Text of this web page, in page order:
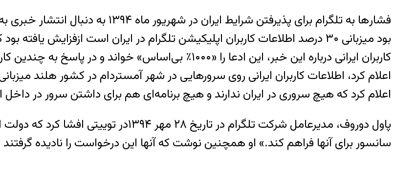
فشار‌ها به تلگرام برای پذیرفتن شرایط
بود میزبانی ۳۰ درصد اطلاعات کاربران اپلیکیشن تلگرام در ایران است
کاربران ایرانی درباره این خبر، این ادعا را «۱۰۰۰٪ بی‌اساس»
اعلام کرد، اطلاعات کاربران ایرانی روی سرورهایی در شهر آمستردام در کشور هلند
اعلام کرد که هیچ سروری در ایران ندارند و هیچ برنامه‌ای هم برای داشتن سرور در داخل
پاول دوروف، مدیرعامل شرکت تلگرام در تاریخ
سانسور برای آنها فراهم کند.» او همچنین نوشت که آنها این درخواست را نادیده